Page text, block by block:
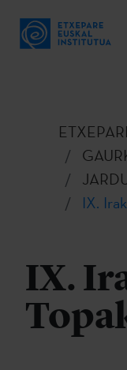
IX.
IX.